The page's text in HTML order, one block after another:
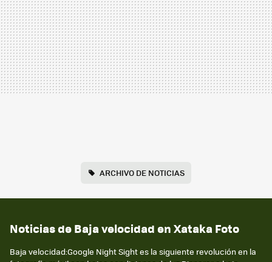
ARCHIVO DE NOTICIAS
Noticias de Baja velocidad en Xataka Foto
Baja velocidad:Google Night Sight es la siguiente revolución en la